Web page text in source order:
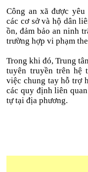
Công an xã được
các cơ sở và hộ dân
ồn, đảm bảo an ninh
trường hợp vi phạm
Trong khi đó, Trung
tuyên truyền trên hệ
việc chung tay hỗ trợ
các quy định liên
tự tại địa phương.